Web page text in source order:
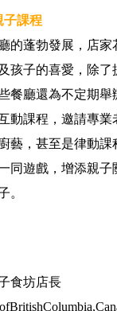
子課程
的蓬勃發展，店家
孩子的喜愛，除
餐廳還為不定期舉
動課程，邀請專業
藝，甚至是律動課
同遊戲，增添親子
。
食坊店長